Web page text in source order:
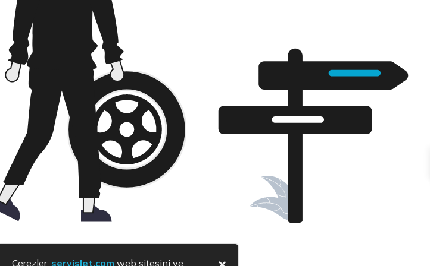
Çerezler, servislet.com web sitesini ve